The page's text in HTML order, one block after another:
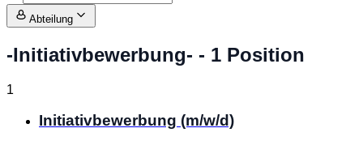
Abteilung
-Initiativbewerbung- - 1 Position
1
Initiativbewerbung (m/w/d)